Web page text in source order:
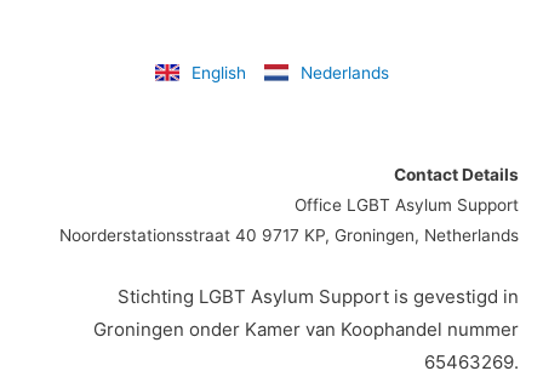
English Nederlands
Contact Details
Office LGBT Asylum Support
Noorderstationsstraat 40 9717 KP, Groningen, Netherlands
Stichting LGBT Asylum Support is gevestigd in
Groningen onder Kamer van Koophandel nummer
65463269.